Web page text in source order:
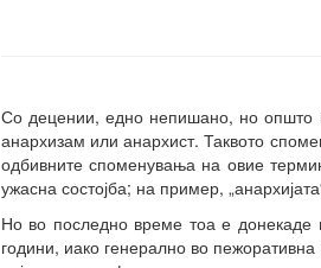
Со децении, едно непишано, но општо
анархизам или анархист. Таквото
одбивните споменувања на овие
ужасна состојба; на пример,
Но во последно време тоа е донекаде
години, иако генерално во